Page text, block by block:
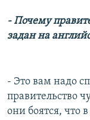
- Почему
задан на
- Это вам надо
правительство
они боятся, что